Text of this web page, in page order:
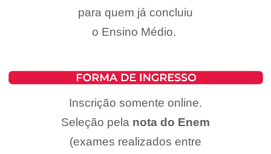
para quem já concluiu
o Ensino Médio.
Inscrição somente online.
Seleção pela nota do Enem
(exames realizados entre